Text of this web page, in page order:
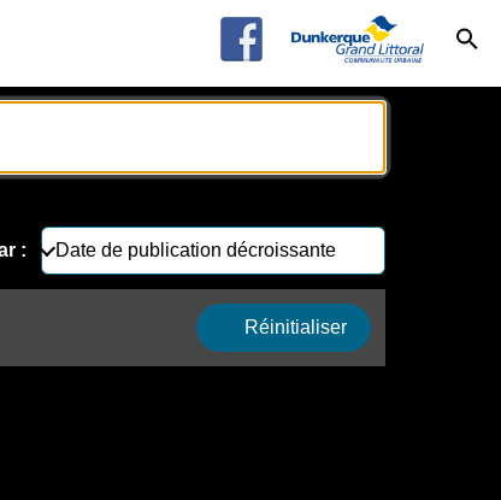
:
Réinitialiser